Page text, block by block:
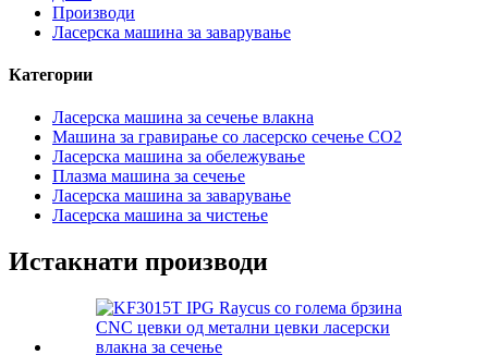
Производи
Ласерска машина за заварување
Категории
Ласерска машина за сечење влакна
Машина за гравирање со ласерско сечење CO2
Ласерска машина за обележување
Плазма машина за сечење
Ласерска машина за заварување
Ласерска машина за чистење
Истакнати производи